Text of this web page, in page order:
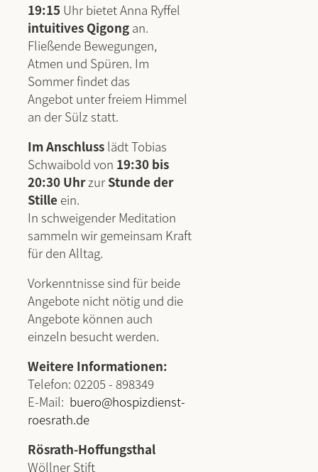
19:15 Uhr bietet Anna Ryffel
intuitives Qigong an.
Fließende Bewegungen,
Atmen und Spüren. Im
Sommer findet das
Angebot unter freiem Himmel
an der Sülz statt.
Im Anschluss lädt Tobias
Schwaibold von 19:30 bis
20:30 Uhrzur Stunde der
Stille ein.
In schweigender Meditation
sammeln wir gemeinsam Kraft
für den Alltag.
Vorkenntnisse sind für beide
Angebote nicht nötig und die
Angebote können auch
einzeln besucht werden.
Weitere Informationen:
Telefon: 02205 - 898349
E-Mail: buero@hospizdienst-
roesrath.de
Rösrath-Hoffungsthal
Wöllner Stift